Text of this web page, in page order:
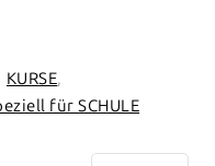
KURSE
für SCHULE